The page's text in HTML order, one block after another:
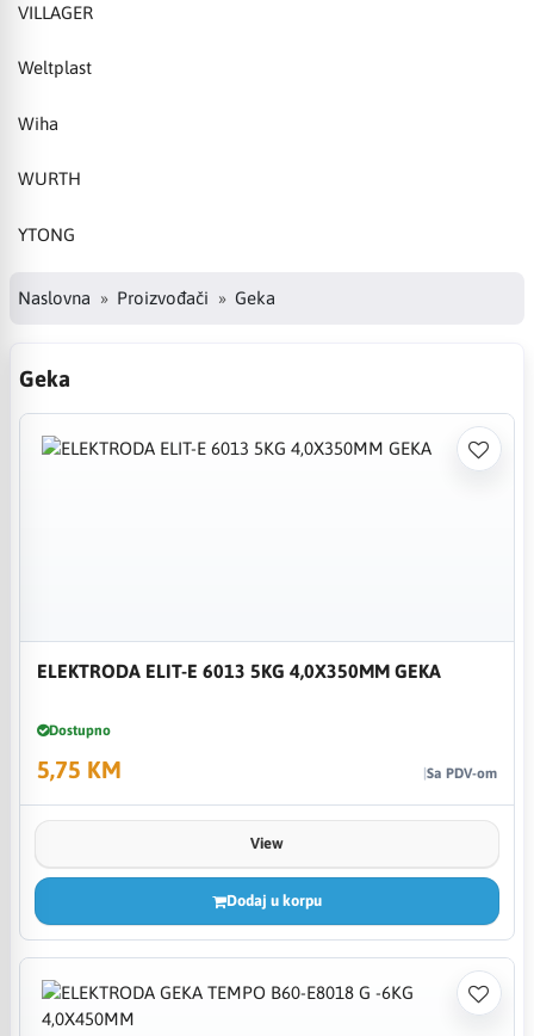
VILLAGER
Weltplast
Wiha
WURTH
YTONG
Naslovna Proizvođači Geka
Geka
ELEKTRODA ELIT-E 6013 5KG 4,0X350MM GEKA
Dostupno
5,75 KM Sa PDV-om
View
Dodaj u korpu